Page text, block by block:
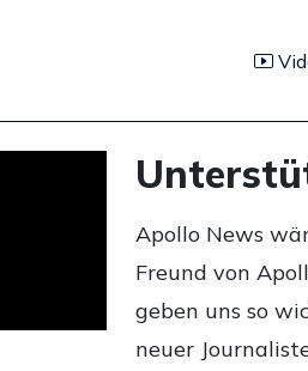
Apollo News
Freund von
geben uns so
neuer